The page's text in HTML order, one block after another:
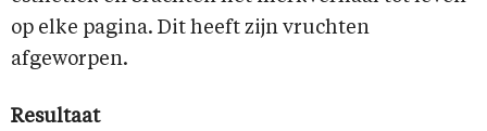
op elke pagina. Dit heeft zijn vruchten
afgeworpen.
Resultaat